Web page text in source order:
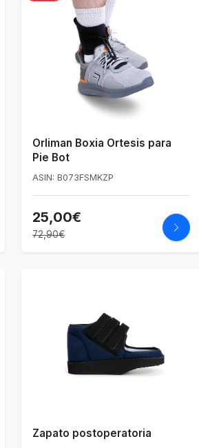
Orliman Boxia Ortesis para
Pie Bot
ASIN: B073FSMKZP
25,00€
72,90€
Zapato postoperatoria